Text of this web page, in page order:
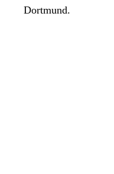
Dortmund.